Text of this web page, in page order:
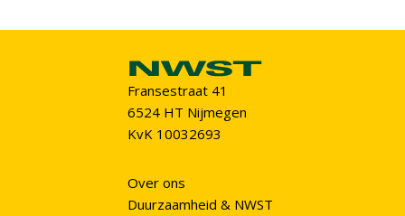
Fransestraat 41
6524 HT Nijmegen
KvK 10032693
Over ons
Duurzaamheid & NWST